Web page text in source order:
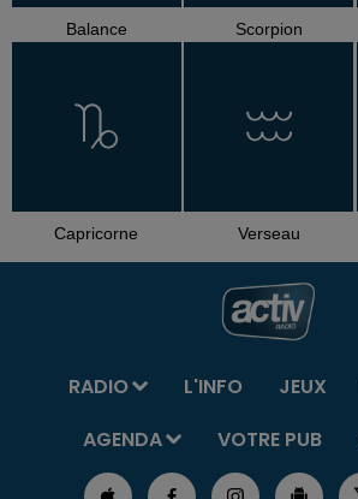
Balance Scorpion
Capricorne Verseau
RADIO L'INFO JEUX
AGENDA
VOTRE PUB